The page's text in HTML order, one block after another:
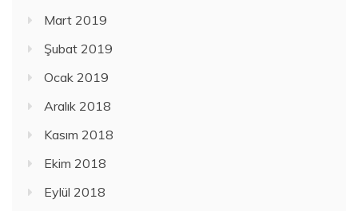
Mart 2019
Şubat 2019
Ocak 2019
Aralık 2018
Kasım 2018
Ekim 2018
Eylül 2018